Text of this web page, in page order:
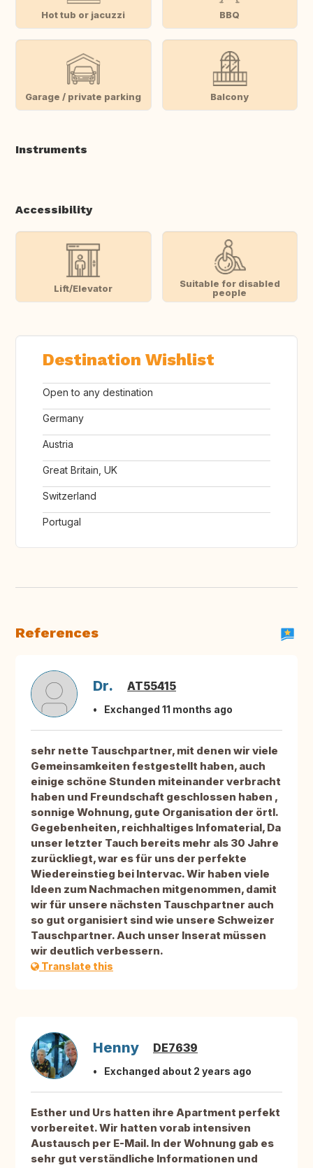
Hot tub or jacuzzi BBQ
Garage / private parking Balcony
Instruments
Accessibility
Lift/Elevator
Suitable for disabled
people
Destination Wishlist
Open to any destination
Germany
Austria
Great Britain, UK
Switzerland
Portugal
References
Dr. AT55415
Exchanged 11 months ago
sehr nette Tauschpartner, mit denen wir viele
Gemeinsamkeiten festgestellt haben, auch
einige schöne Stunden miteinander verbracht
haben und Freundschaft geschlossen haben ,
sonnige Wohnung, gute Organisation der örtl.
Gegebenheiten, reichhaltiges Infomaterial, Da
unser letzter Tauch bereits mehr als 30 Jahre
zurückliegt, war es für uns der perfekte
Wiedereinstieg bei Intervac. Wir haben viele
Ideen zum Nachmachen mitgenommen, damit
wir für unsere nächsten Tauschpartner auch
so gut organisiert sind wie unsere Schweizer
Tauschpartner. Auch unser Inserat müssen
wir deutlich verbessern.
Translate this
Henny DE7639
Exchanged about 2 years ago
Esther und Urs hatten ihre Apartment perfekt
vorbereitet. Wir hatten vorab intensiven
Austausch per E-Mail. In der Wohnung gab es
sehr gut verständliche Informationen und